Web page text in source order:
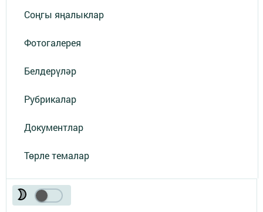
Соңгы яңалыклар
Фотогалерея
Белдерүләр
Рубрикалар
Документлар
Төрле темалар